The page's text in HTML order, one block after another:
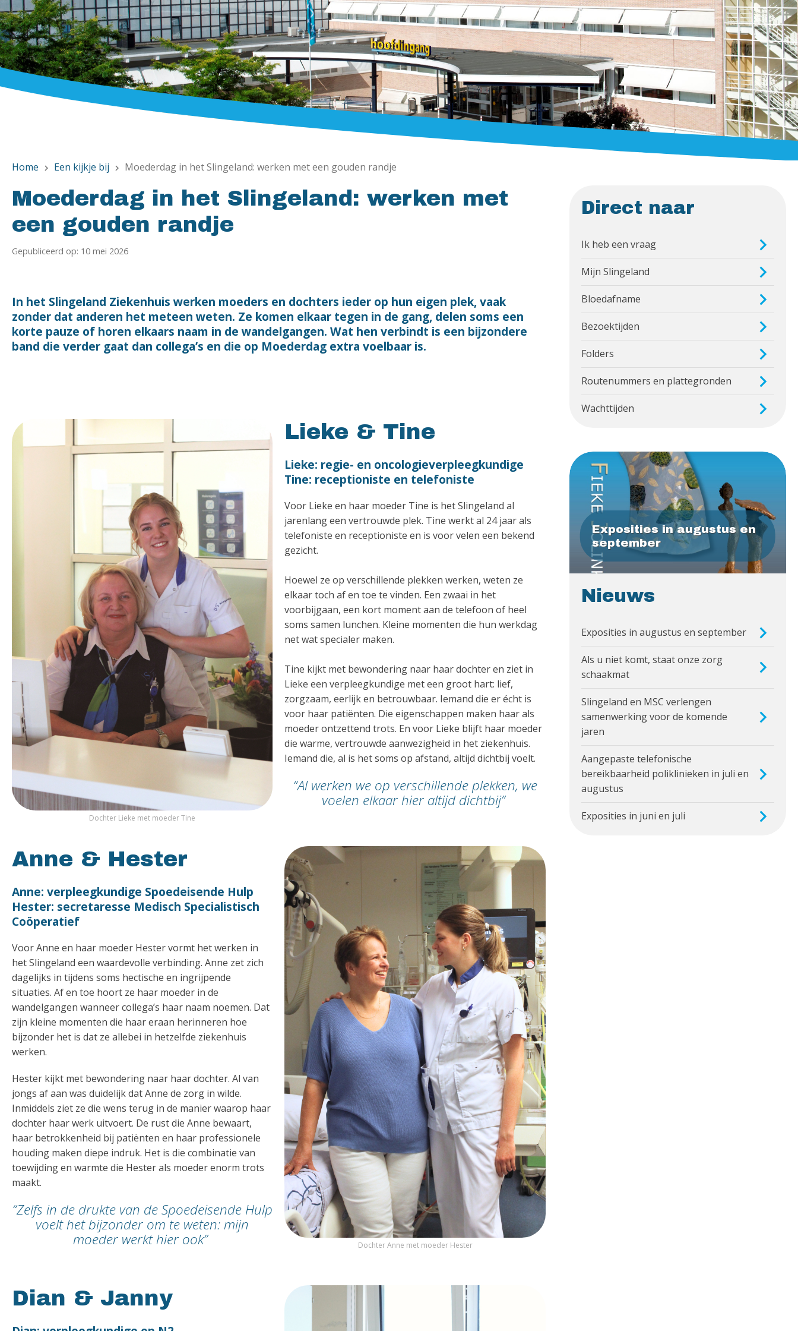
Home chevron_right Een kijkje bij chevron_right Moederdag in het Slingeland: werken met een gouden randje
Moederdag in het Slingeland: werken met
een gouden randje
Gepubliceerd op: 10 mei 2026
In het Slingeland Ziekenhuis werken moeders en dochters ieder op hun eigen plek, vaak
zonder dat anderen het meteen weten. Ze komen elkaar tegen in de gang, delen soms een
korte pauze of horen elkaars naam in de wandelgangen. Wat hen verbindt is een bijzondere
band die verder gaat dan collega’s en die op Moederdag extra voelbaar is.
Dochter Lieke met moeder Tine
Lieke & Tine
Lieke: regie- en oncologieverpleegkundige
Tine: receptioniste en telefoniste
Voor Lieke en haar moeder Tine is het Slingeland al
jarenlang een vertrouwde plek. Tine werkt al 24 jaar als
telefoniste en receptioniste en is voor velen een bekend
gezicht.
Hoewel ze op verschillende plekken werken, weten ze
elkaar toch af en toe te vinden. Een zwaai in het
voorbijgaan, een kort moment aan de telefoon of heel
soms samen lunchen. Kleine momenten die hun werkdag
net wat specialer maken.
Tine kijkt met bewondering naar haar dochter en ziet in
Lieke een verpleegkundige met een groot hart: lief,
zorgzaam, eerlijk en betrouwbaar. Iemand die er écht is
voor haar patiënten. Die eigenschappen maken haar als
moeder ontzettend trots. En voor Lieke blijft haar moeder
die warme, vertrouwde aanwezigheid in het ziekenhuis.
Iemand die, al is het soms op afstand, altijd dichtbij voelt.
“Al werken we op verschillende plekken, we
voelen elkaar hier altijd dichtbij”
Anne & Hester
Anne: verpleegkundige Spoedeisende Hulp
Hester: secretaresse Medisch Specialistisch
Coöperatief
Voor Anne en haar moeder Hester vormt het werken in
het Slingeland een waardevolle verbinding. Anne zet zich
dagelijks in tijdens soms hectische en ingrijpende
situaties. Af en toe hoort ze haar moeder in de
wandelgangen wanneer collega’s haar naam noemen. Dat
zijn kleine momenten die haar eraan herinneren hoe
bijzonder het is dat ze allebei in hetzelfde ziekenhuis
werken.
Hester kijkt met bewondering naar haar dochter. Al van
jongs af aan was duidelijk dat Anne de zorg in wilde.
Inmiddels ziet ze die wens terug in de manier waarop haar
dochter haar werk uitvoert. De rust die Anne bewaart,
haar betrokkenheid bij patiënten en haar professionele
houding maken diepe indruk. Het is die combinatie van
toewijding en warmte die Hester als moeder enorm trots
maakt.
“Zelfs in de drukte van de Spoedeisende Hulp
voelt het bijzonder om te weten: mijn
moeder werkt hier ook”
Dochter Anne met moeder Hester
Dian & Janny
Direct naar
Ik heb een vraag
Mijn Slingeland
Bloedafname
Bezoektijden
Folders
Routenummers en plattegronden
Wachttijden
Exposities in augustus en
september
Nieuws
Exposities in augustus en september
Als u niet komt, staat onze zorg
schaakmat
Slingeland en MSC verlengen
samenwerking voor de komende
jaren
Aangepaste telefonische
bereikbaarheid poliklinieken in juli en
augustus
Exposities in juni en juli